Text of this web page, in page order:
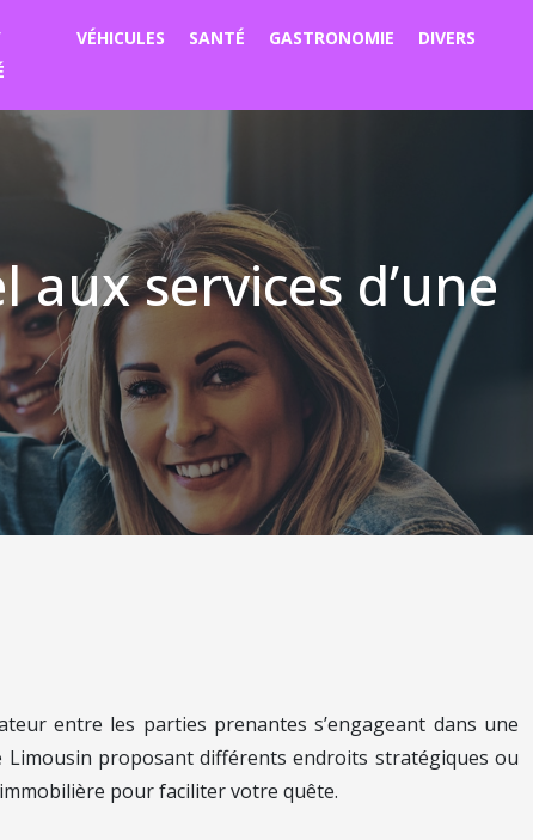
VÉHICULES SANTÉ GASTRONOMIE DIVERS
services d’une
entre les parties prenantes s’engageant dans une
Limousin proposant différents endroits stratégiques ou
pour faciliter votre quête.